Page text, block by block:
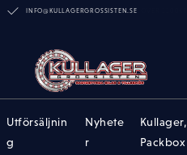
INFO@KULLAGERGROSSISTEN.SE
Utförsäljnin
g
Nyhete
r
Kullager,
Packbox